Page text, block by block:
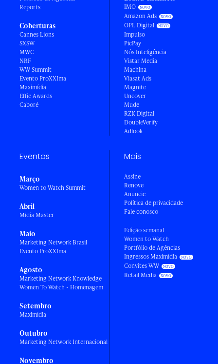
Reports
Coberturas
Cannes Lions
SXSW
MWC
NRF
WW Summit
Evento ProXXIma
Maximídia
Effie Awards
Caboré
IMO
Amazon Ads
OPL Digital
Impulso
PicPay
Nós Inteligência
Vistar Media
Machina
Viasat Ads
Magnite
Uncover
Mude
RZK Digital
DoubleVerify
Adlook
Eventos
Março
Women to Watch Summit
Abril
Mídia Master
Maio
Marketing Network Brasil
Evento ProXXIma
Agosto
Marketing Network Knowledge
Women To Watch - Homenagem
Setembro
Maximídia
Outubro
Marketing Network Internacional
Novembro
Mais
Assine
Renove
Anuncie
Política de privacidade
Fale conosco
Edição semanal
Women to Watch
Portfólio de Agências
Ingressos Maximídia
Convites WW
Retail Media